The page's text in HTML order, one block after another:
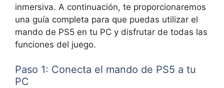
inmersiva. A continuación, te proporcionaremos
una guía completa para que puedas utilizar el
mando de PS5 en tu PC y disfrutar de todas las
funciones del juego.
Paso 1: Conecta el mando de PS5 a tu
PC